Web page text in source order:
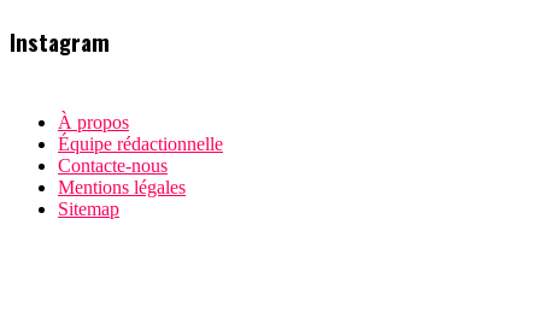
Instagram
À propos
Équipe rédactionnelle
Contacte-nous
Mentions légales
Sitemap